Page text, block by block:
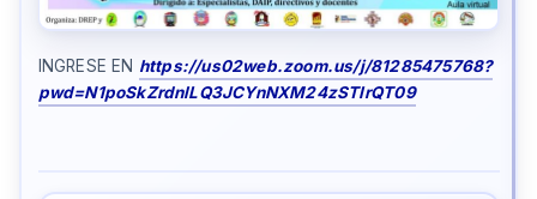
INGRESE EN https://us02web.zoom.us/j/81285475768?
pwd=N1poSkZrdnlLQ3JCYnNXM24zSTIrQT09